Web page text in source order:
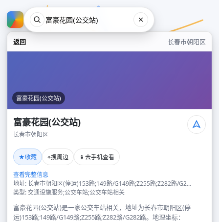
返回 长春市朝阳区
富豪花园(公交站)
富豪花园(公交站)
长春市朝阳区
★收藏 ⌖搜周边 📱 去手机查看
查看完整信息
地址: 长春市朝阳区(停运)153路;149路/G149路;Z255路;Z282路/G2...
类型: 交通设施服务;公交车站;公交车站相关
富豪花园(公交站)是一家公交车站相关，地址为长春市朝阳区(停
运)153路;149路/G149路;Z255路;Z282路/G282路。地理坐标：